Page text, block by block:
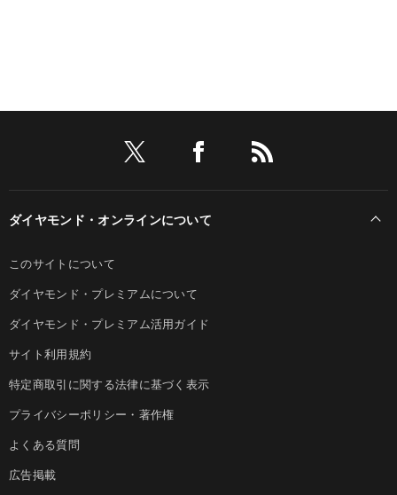
ダイヤモンド・オンラインについて
このサイトについて
ダイヤモンド・プレミアムについて
ダイヤモンド・プレミアム活用ガイド
サイト利用規約
特定商取引に関する法律に基づく表示
プライバシーポリシー・著作権
よくある質問
広告掲載